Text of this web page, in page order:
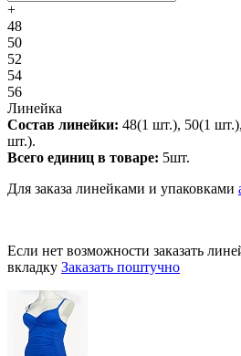
+
48
50
52
54
56
Линейка
Состав линейки: 48(1 шт.), 50(1
шт.).
Всего единиц в товаре: 5шт.
Для заказа линейками и упаковками
Если нет возможности заказать
вкладку Заказать поштучно